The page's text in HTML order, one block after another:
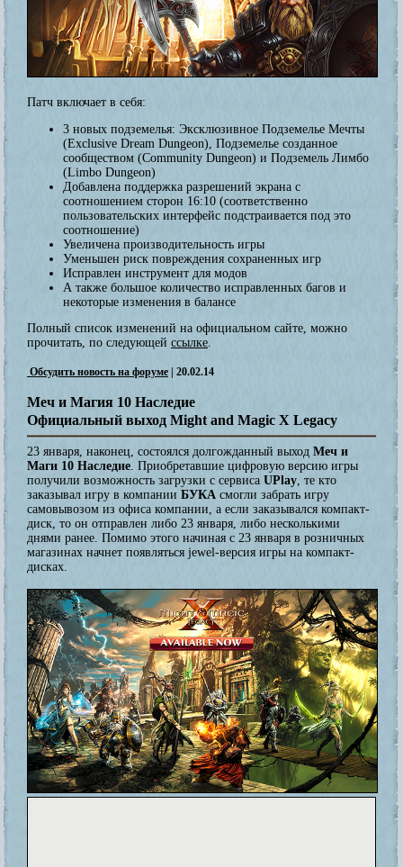
Патч включает в себя:
3 новых подземелья: Эксклюзивное Подземелье Мечты
(Exclusive Dream Dungeon), Подземелье созданное
сообществом (Community Dungeon) и Подземель Лимбо
(Limbo Dungeon)
Добавлена поддержка разрешений экрана с
соотношением сторон 16:10 (соответственно
пользовательских интерфейс подстраивается под это
соотношение)
Увеличена производительность игры
Уменьшен риск повреждения сохраненных игр
Исправлен инструмент для модов
А также большое количество исправленных багов и
некоторые изменения в балансе
Полный список изменений на официальном сайте, можно
прочитать, по следующей ссылке.
Обсудить новость на форуме | 20.02.14
Меч и Магия 10 Наследие
Официальный выход Might and Magic X Legacy
23 января, наконец, состоялся долгожданный выход Меч и
Маги 10 Наследие. Приобретавшие цифровую версию игры
получили возможность загрузки с сервиса UPlay, те кто
заказывал игру в компании БУКА смогли забрать игру
самовывозом из офиса компании, а если заказывался компакт-
диск, то он отправлен либо 23 января, либо несколькими
днями ранее. Помимо этого начиная с 23 января в розничных
магазинах начнет появляться jewel-версия игры на компакт-
дисках.